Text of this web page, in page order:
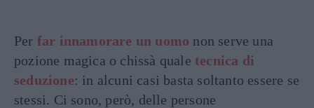
Per far innamorare un uomo non serve una
pozione magica o chissà quale tecnica di
seduzione: in alcuni casi basta soltanto essere se
stessi. Ci sono, però, delle persone